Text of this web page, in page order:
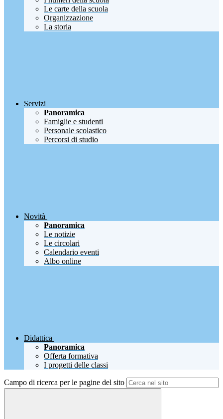
Le carte della scuola
Organizzazione
La storia
Servizi
Panoramica
Famiglie e studenti
Personale scolastico
Percorsi di studio
Novità
Panoramica
Le notizie
Le circolari
Calendario eventi
Albo online
Didattica
Panoramica
Offerta formativa
I progetti delle classi
Campo di ricerca per le pagine del sito